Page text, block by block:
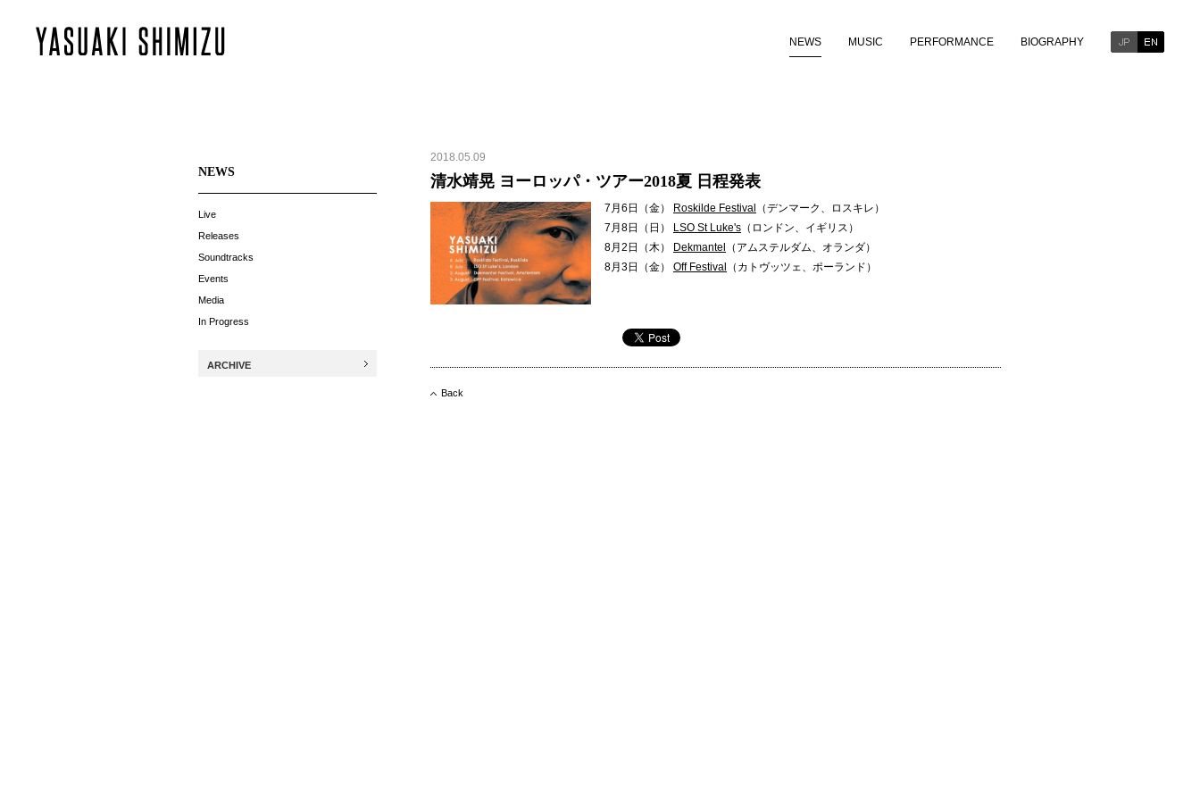
NEWS MUSIC PERFORMANCE BIOGRAPHY
NEWS
Live
Releases
Soundtracks
Events
Media
In Progress
ARCHIVE
2018.05.09
清水靖晃 ヨーロッパ・ツアー2018夏 日程発表
7月6日（金） Roskilde Festival
（デンマーク、ロスキレ）
7月8日（日）
LSO St Luke's （ロンドン、イギリス）
8月2日（木）
Dekmantel
（アムステルダム、オランダ）
8月3日（金） Off Festival （カトヴッツェ、ポーランド）
Back